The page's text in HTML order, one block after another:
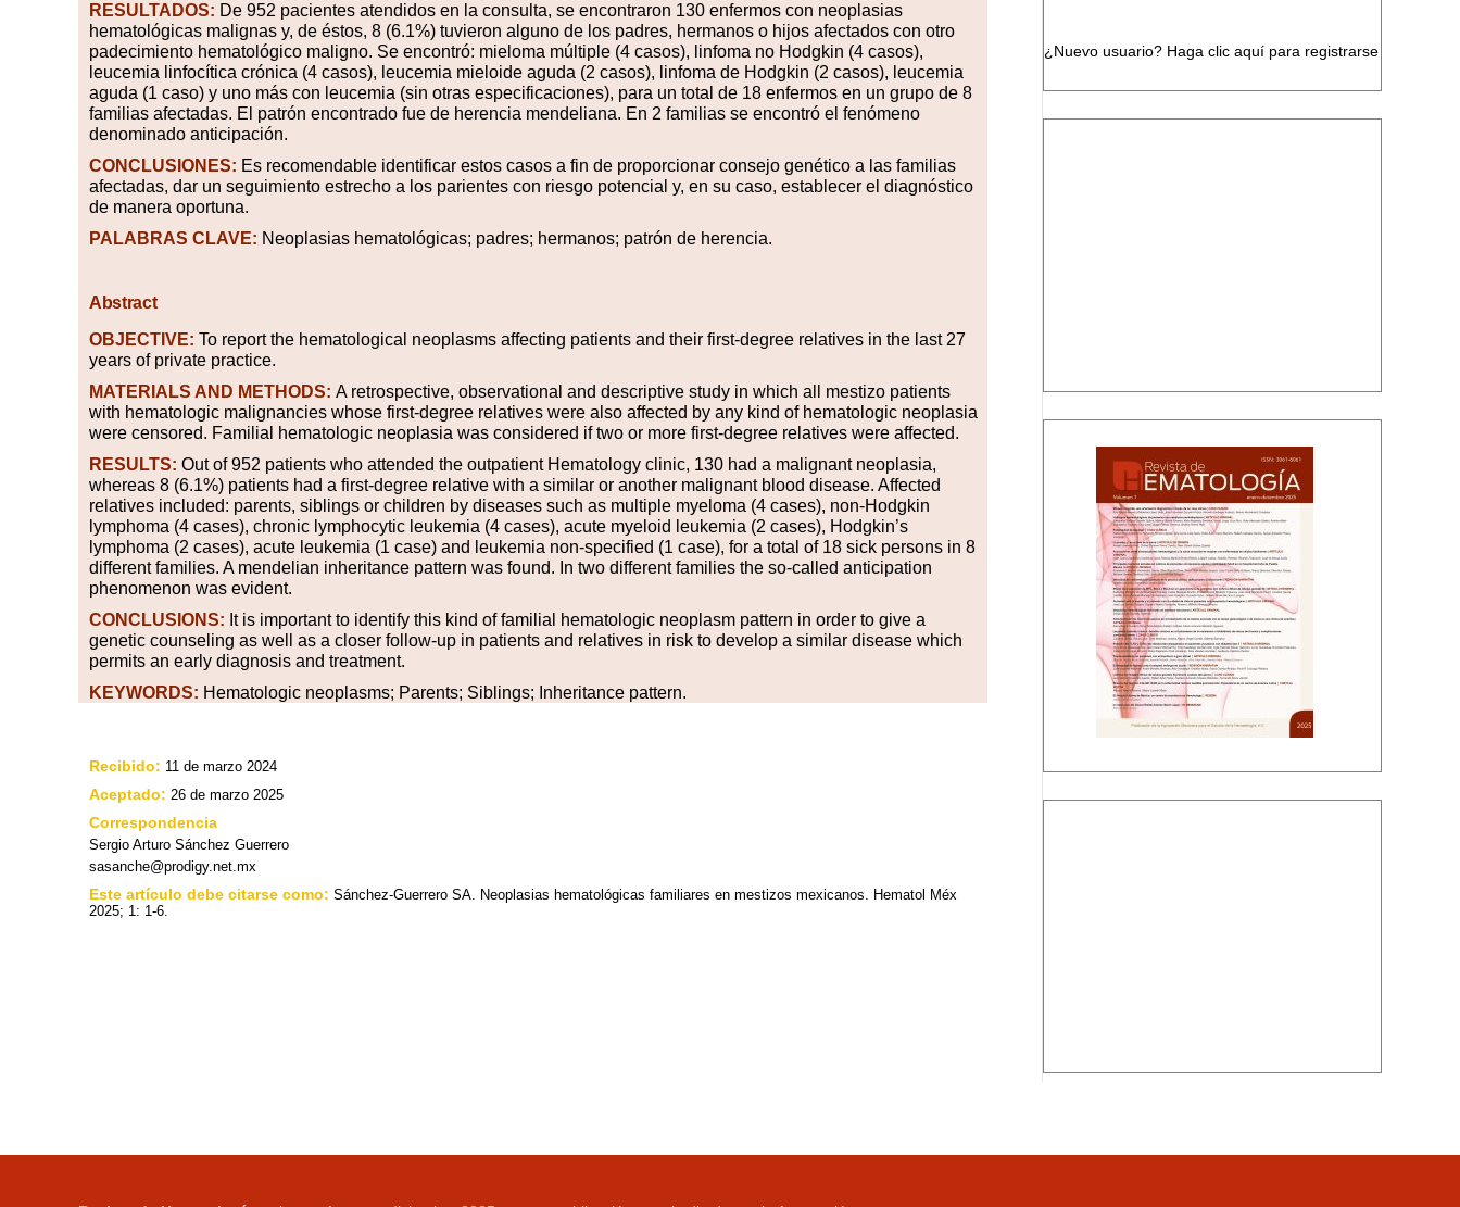
RESULTADOS: De 952 pacientes atendidos en la consulta, se encontraron 130 enfermos con neoplasias
hematológicas malignas y, de éstos, 8 (6.1%) tuvieron alguno de los padres, hermanos o hijos afectados con otro
padecimiento hematológico maligno. Se encontró: mieloma múltiple (4 casos), linfoma no Hodgkin (4 casos),
leucemia linfocítica crónica (4 casos), leucemia mieloide aguda (2 casos), linfoma de Hodgkin (2 casos), leucemia
aguda (1 caso) y uno más con leucemia (sin otras especificaciones), para un total de 18 enfermos en un grupo de 8
familias afectadas. El patrón encontrado fue de herencia mendeliana. En 2 familias se encontró el fenómeno
denominado anticipación.
CONCLUSIONES: Es recomendable identificar estos casos a fin de proporcionar consejo genético a las familias
afectadas, dar un seguimiento estrecho a los parientes con riesgo potencial y, en su caso, establecer el diagnóstico
de manera oportuna.
PALABRAS CLAVE: Neoplasias hematológicas; padres; hermanos; patrón de herencia.
Abstract
OBJECTIVE: To report the hematological neoplasms affecting patients and their first-degree relatives in the last 27
years of private practice.
MATERIALS AND METHODS: A retrospective, observational and descriptive study in which all mestizo patients
with hematologic malignancies whose first-degree relatives were also affected by any kind of hematologic neoplasia
were censored. Familial hematologic neoplasia was considered if two or more first-degree relatives were affected.
RESULTS: Out of 952 patients who attended the outpatient Hematology clinic, 130 had a malignant neoplasia,
whereas 8 (6.1%) patients had a first-degree relative with a similar or another malignant blood disease. Affected
relatives included: parents, siblings or children by diseases such as multiple myeloma (4 cases), non-Hodgkin
lymphoma (4 cases), chronic lymphocytic leukemia (4 cases), acute myeloid leukemia (2 cases), Hodgkin’s
lymphoma (2 cases), acute leukemia (1 case) and leukemia non-specified (1 case), for a total of 18 sick persons in 8
different families. A mendelian inheritance pattern was found. In two different families the so-called anticipation
phenomenon was evident.
CONCLUSIONS: It is important to identify this kind of familial hematologic neoplasm pattern in order to give a
genetic counseling as well as a closer follow-up in patients and relatives in risk to develop a similar disease which
permits an early diagnosis and treatment.
KEYWORDS: Hematologic neoplasms; Parents; Siblings; Inheritance pattern.
Recibido: 11 de marzo 2024
Aceptado: 26 de marzo 2025
Correspondencia
Sergio Arturo Sánchez Guerrero
sasanche@prodigy.net.mx
Este artículo debe citarse como: Sánchez-Guerrero SA. Neoplasias hematológicas familiares en mestizos mexicanos. Hematol Méx
2025; 1: 1-6.
¿Nuevo usuario? Haga clic aquí para registrarse